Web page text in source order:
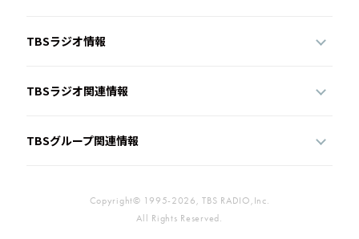
TBSラジオ情報
TBSラジオ関連情報
TBSグループ関連情報
Copyright© 1995-2026, TBS RADIO,Inc.
All Rights Reserved.